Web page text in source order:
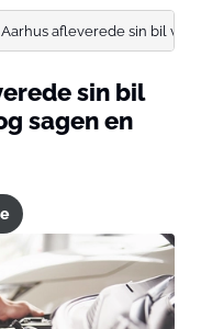
afleverede sin bil ved
sin bil
sagen en